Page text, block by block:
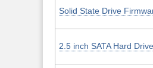
Solid State Drive
2.5 inch SATA Hard